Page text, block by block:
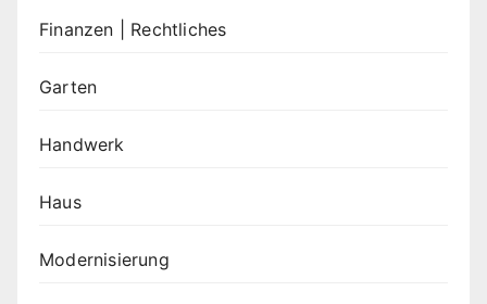
Finanzen | Rechtliches
Garten
Handwerk
Haus
Modernisierung